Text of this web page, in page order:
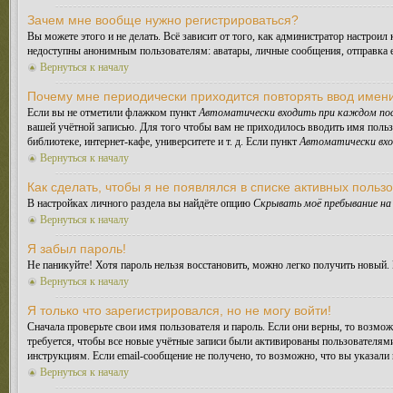
Зачем мне вообще нужно регистрироваться?
Вы можете этого и не делать. Всё зависит от того, как администратор
недоступны анонимным пользователям: аватары, личные сообщения, отправка
Вернуться к началу
Почему мне периодически приходится повторять ввод
Если вы не отметили флажком пунктАвтоматически входить при каждом
вашей учётной записью. Для того чтобы вам не приходилось вводить имя
библиотеке, интернет-кафе, университете и т. д. Если пунктАвтоматически
Вернуться к началу
Как сделать, чтобы я не появлялся в списке активных
В настройках личного раздела вы найдёте опцию Скрывать моё пребывание
Вернуться к началу
Я забыл пароль!
Не паникуйте! Хотя пароль нельзя восстановить, можно легко получить
Вернуться к началу
Я только что зарегистрировался, но не могу войти!
Сначала проверьте свои имя пользователя и пароль. Если они верны, то
требуется, чтобы все новые учётные записи были активированы
инструкциям. Если email-сообщение не получено, то возможно, что вы
Вернуться к началу